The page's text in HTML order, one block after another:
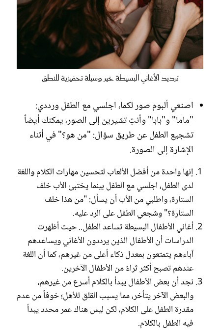
ترديد الأغاني البسيطة خير وسيلة تحفيزية للنطق
اصنعي ألبوم صور لكما، اجلسي مع الطفل ورددي:
"ماما" و"بابا" وأنتِ تشيرين إلى الصور، يمكنك أيضاً
تشجيع الطفل عن طريق سؤال: "من هو؟" في أثناء
الإشارة إلى الصورة.
إنها واحدة من أفضل الألعاب لتحسين مهارات الكلام واللغة
لدى الطفل، اجلسي مع الطفل بينما يختبئ الأب خلف
الستارة، واطلبي من الأب أن يسأل: "من هذا خلف
الستارة؟" وشجعي الطفل على الرد عليه.
أغاني الأطفال البسيطة تساعد الطفل.. حيث أظهرت
الدراسات أن الأطفال الذين يرددون الأغاني ويساعدهم
آباءهم يتمتعون بمعدل ذكاء أعلى من غيرهم، كما أن اللغة
عندهم تصبح أكثر ثراءً من الأطفال الآخرين.
نجد أن بعض الأطفال يبدأ بالكلام أسرع من غيرهم،
والبعض الآخر يتأخر، مما يسبب القلق للأهل؛ خوفاً من عدم
مقدرة الطفل على الكلام، لكن ليس هناك عمر محدد يبدأ
فيه الطفل بالكلام.